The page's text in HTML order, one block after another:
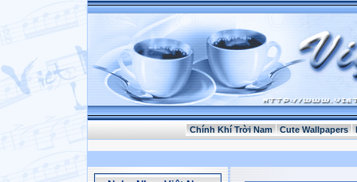
Chính Khí Trời Nam Cute Wallpapers